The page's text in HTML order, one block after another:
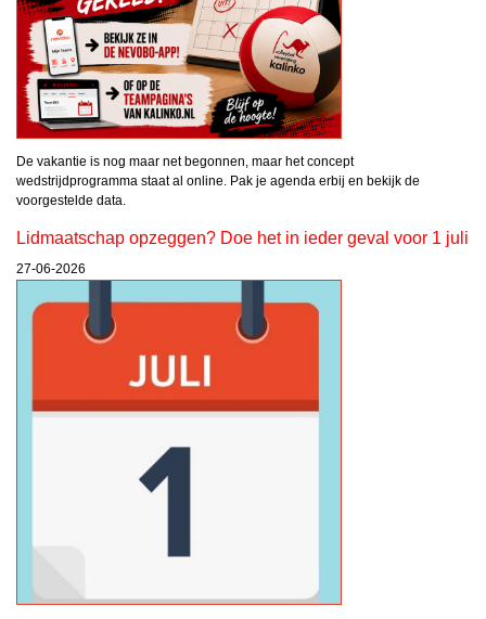
De vakantie is nog maar net begonnen, maar het concept
wedstrijdprogramma staat al online. Pak je agenda erbij en bekijk de
voorgestelde data.
Lidmaatschap opzeggen? Doe het in ieder geval voor 1 juli
27-06-2026